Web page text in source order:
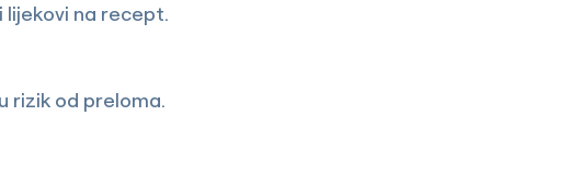
lijekovi na recept.
rizik od preloma.